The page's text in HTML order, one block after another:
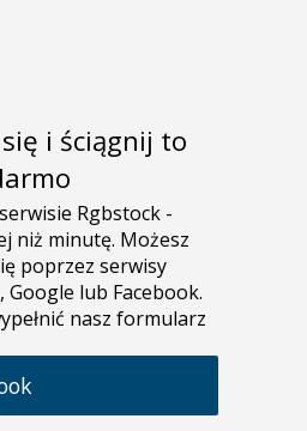
i ściągnij to